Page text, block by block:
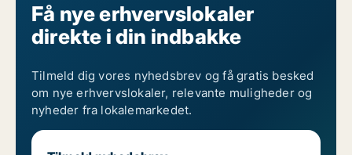
Få nye erhvervslokaler
direkte i din indbakke
Tilmeld dig vores nyhedsbrev og få gratis besked
om nye erhvervslokaler, relevante muligheder og
nyheder fra lokalemarkedet.